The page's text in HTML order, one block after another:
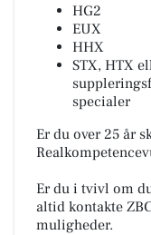
HG2
EUX
HHX
STX, HTX
specialer
Er du over 25 år
Er du i tvivl om
altid kontakte
muligheder.